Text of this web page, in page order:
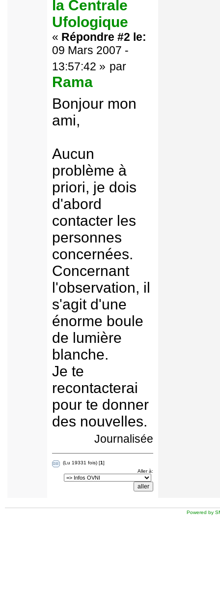
la Centrale
Ufologique
« Répondre #2 le:
09 Mars 2007 -
13:57:42 » par
Rama
Bonjour mon
ami,
Aucun
problème à
priori, je dois
d'abord
contacter les
personnes
concernées.
Concernant
l'observation, il
s'agit d'une
énorme boule
de lumière
blanche.
Je te
recontacterai
pour te donner
des nouvelles.
Journalisée
(Lu 19331 fois) [1]
Aller à:
Powered by